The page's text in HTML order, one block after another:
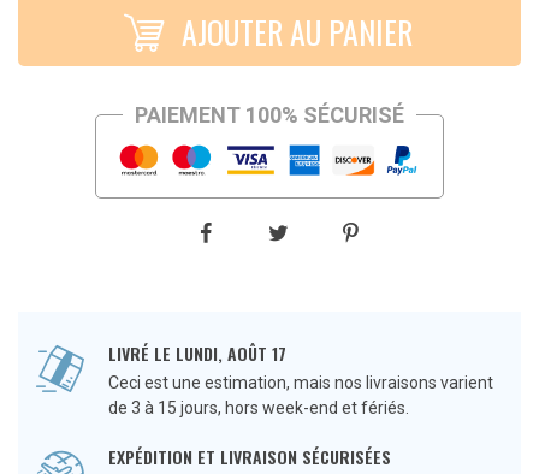
AJOUTER AU PANIER
PAIEMENT 100% SÉCURISÉ
LIVRÉ LE LUNDI, AOÛT 17
Ceci est une estimation, mais nos livraisons varient
de 3 à 15 jours, hors week-end et fériés.
EXPÉDITION ET LIVRAISON SÉCURISÉES